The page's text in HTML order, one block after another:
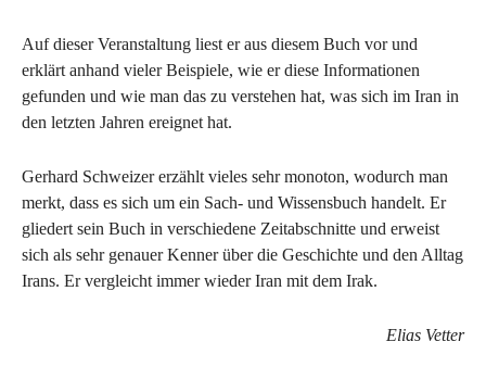
Auf dieser Veranstaltung liest er aus diesem Buch vor und
erklärt anhand vieler Beispiele, wie er diese Informationen
gefunden und wie man das zu verstehen hat, was sich im Iran in
den letzten Jahren ereignet hat.
Gerhard Schweizer erzählt vieles sehr monoton, wodurch man
merkt, dass es sich um ein Sach- und Wissensbuch handelt. Er
gliedert sein Buch in verschiedene Zeitabschnitte und erweist
sich als sehr genauer Kenner über die Geschichte und den Alltag
Irans. Er vergleicht immer wieder Iran mit dem Irak.
Elias Vetter